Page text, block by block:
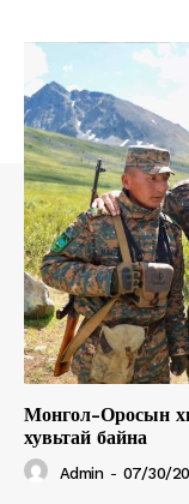
Монгол-Оросын
хувьтай байна
Admin - 07/30/